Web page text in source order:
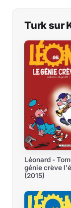
Turk sur
Léonard -
génie crève
(2015)